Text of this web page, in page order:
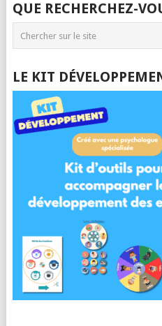
QUE RECHERCHEZ-
LE KIT